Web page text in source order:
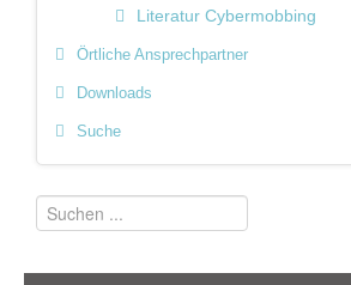
Literatur Cybermobbing
Örtliche Ansprechpartner
Downloads
Suche